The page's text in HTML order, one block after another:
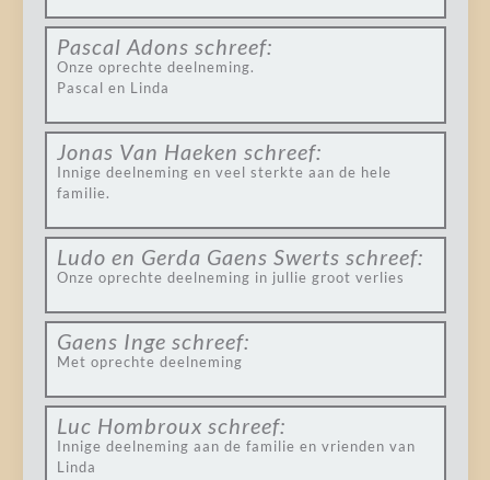
Pascal Adons schreef:
Onze oprechte deelneming.
Pascal en Linda
Jonas Van Haeken schreef:
Innige deelneming en veel sterkte aan de hele
familie.
Ludo en Gerda Gaens Swerts schreef:
Onze oprechte deelneming in jullie groot verlies
Gaens Inge schreef:
Met oprechte deelneming
Luc Hombroux schreef:
Innige deelneming aan de familie en vrienden van
Linda